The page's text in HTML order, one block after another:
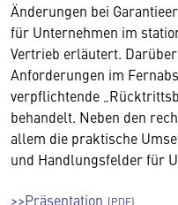
Änderungen bei
für Unternehmen im
Vertrieb erläutert.
Anforderungen im
verpflichtende
behandelt. Neben den
allem die praktische
und Handlungsfelder für
>>Präsentation
Wir benötigen
Hier würden wir
Inhalt anzeigen.
Ihre Zustimmung,
personenbezogene
und Nutzerverhalten